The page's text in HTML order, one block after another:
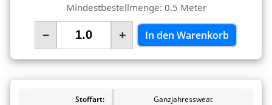
Mindestbestellmenge: 0.5 Meter
− + In den Warenkorb
Stoffart:
Ganzjahressweat